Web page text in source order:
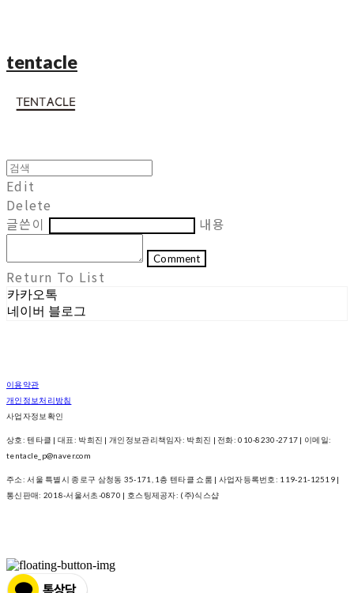
tentacle
Edit
Delete
글쓴이
내용
Comment
Return To List
카카오톡
네이버 블로그
이용약관
개인정보처리방침
사업자정보확인
상호: 텐타클 | 대표: 박희진 | 개인정보관리책임자: 박희진 | 전화: 010-8230-2717 | 이메일:
tentacle_p@naver.com
주소: 서울 특별시 종로구 삼청동 35-171, 1층 텐타클 쇼룸 | 사업자등록번호: 119-21-12519 |
통신판매: 2018-서울서초-0870 | 호스팅제공자: (주)식스샵